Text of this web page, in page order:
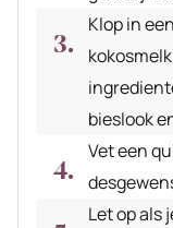
Klop in
bieslook
Vet een
Let op als